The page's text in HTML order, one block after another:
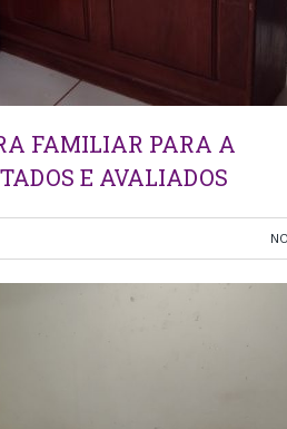
FAMILIAR PARA A
E AVALIADOS